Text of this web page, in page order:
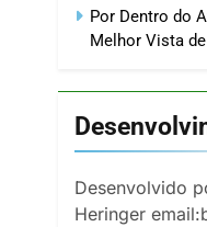
Por Dentro do
Melhor Vista
Desenvolvido
Heringer